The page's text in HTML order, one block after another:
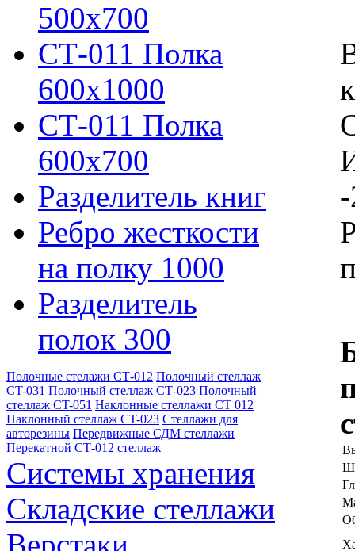
500х700
СТ-011 Полка
600х1000
СТ-011 Полка
600х700
Разделитель книг
Ребро жесткости
на полку 1000
Разделитель
полок 300
Полочные стелажи СТ-012 Полочный стеллаж
CT-031 Полочный стеллаж СТ-023 Полочный
стеллаж CT-051 Наклонные стеллажи СТ 012
Наклонный стеллаж CT-023 Стеллажи для
авторезины Передвижные СДМ стеллажи
Перекатной СТ-012 стеллаж
Системы хранения
Складские стеллажи